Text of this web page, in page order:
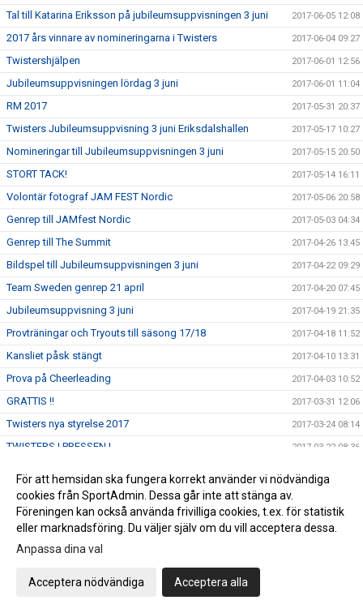
Tal till Katarina Eriksson på jubileumsuppvisningen 3 juni 2017-06-05 12:08
2017 års vinnare av nomineringarna i Twisters 2017-06-04 09:27
Twistershjälpen 2017-06-01 12:56
Jubileumsuppvisningen lördag 3 juni 2017-06-01 11:04
RM 2017 2017-05-31 20:37
Twisters Jubileumsuppvisning 3 juni Eriksdalshallen 2017-05-17 10:27
Nomineringar till Jubileumsuppvisningen 3 juni 2017-05-15 20:50
STORT TACK! 2017-05-14 16:11
Volontär fotograf JAM FEST Nordic 2017-05-06 20:58
Genrep till JAMfest Nordic 2017-05-03 04:34
Genrep till The Summit 2017-04-26 13:45
Bildspel till Jubileumsuppvisningen 3 juni 2017-04-22 09:29
Team Sweden genrep 21 april 2017-04-20 07:45
Jubileumsuppvisning 3 juni 2017-04-19 21:35
Provträningar och Tryouts till säsong 17/18 2017-04-18 11:52
Kansliet påsk stängt 2017-04-10 13:31
Prova på Cheerleading 2017-04-03 10:52
GRATTIS !! 2017-03-31 12:06
Twisters nya styrelse 2017 2017-03-24 08:14
TWISTERS I PRESSEN ! 2017-03-22 08:36
Medaljregn över Twisters !
DM 2017-03-10 15:00
Twisters organisation from 11 mars
Grattis Twisters Senior Lev 5
Twisters Cheer Elite fyller 20 år !
För att hemsidan ska fungera korrekt använder vi nödvändiga
cookies från SportAdmin. Dessa går inte att stänga av.
Föreningen kan också använda frivilliga cookies, t.ex. för statistik
eller marknadsföring. Du väljer själv om du vill acceptera dessa.
Anpassa dina val
Acceptera nödvändiga Acceptera alla